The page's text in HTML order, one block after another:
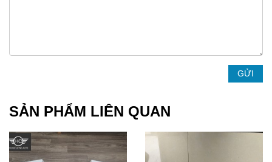
SẢN PHẨM LIÊN QUAN